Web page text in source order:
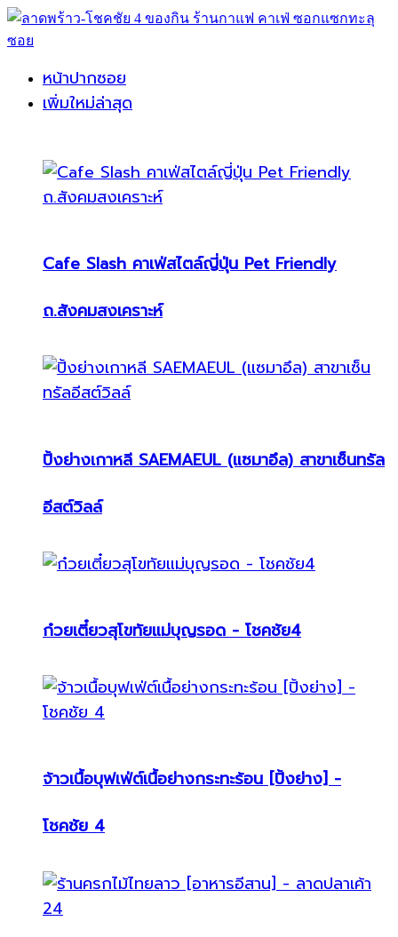
หน้าปากซอย
เพิ่มใหม่ล่าสุด
Cafe Slash คาเฟ่สไตล์ญี่ปุ่น Pet Friendly
ถ.สังคมสงเคราะห์
ปิ้งย่างเกาหลี SAEMAEUL (แซมาอึล) สาขาเซ็นทรัล
อีสต์วิลล์
ก๋วยเตี๋ยวสุโขทัยแม่บุญรอด - โชคชัย4
จ้าวเนื้อบุฟเฟ่ต์เนื้อย่างกระทะร้อน [ปิ้งย่าง] -
โชคชัย 4